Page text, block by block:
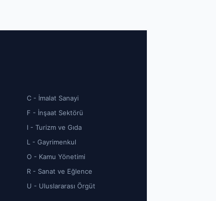
C - İmalat Sanayi
F - İnşaat Sektörü
I - Turizm ve Gıda
L - Gayrimenkul
O - Kamu Yönetimi
R - Sanat ve Eğlence
U - Uluslararası Örgüt